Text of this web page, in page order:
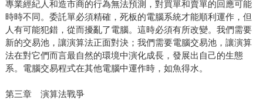
專業經紀人和造市商的行為無法預測，對買單和賣單的回應可能
時時不同。委託單必須精確，死板的電腦系統才能順利運作，但
人有可能犯錯，從而擾亂了電腦。這時必須有所改變。我們需要
新的交易池，讓演算法正面對決；我們需要電腦交易池，讓演算
法在對它們而言最自然的環境中演化成長，發展出自己的生態
系。電腦交易程式在其他電腦中運作時，如魚得水。
第三章 演算法戰爭